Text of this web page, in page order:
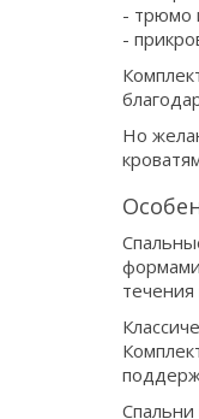
- трюмо
-
Но